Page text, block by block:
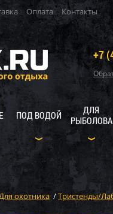
Оплата Контакты
+7
ПОД ВОДОЙ
ДЛЯ
РЫБОЛОВА
охотника /Тристенды/